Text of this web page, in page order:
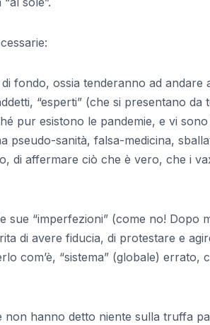
fondo, ossia tenderanno ad andare
“esperti” (che si presentano da
pur esistono le pandemie, e vi
pseudo-sanità, falsa-medicina,
di affermare ciò che è vero, che i
sue “imperfezioni” (come no! Dopo
di avere fiducia, di protestare e
com’è, “sistema” (globale)
hanno detto niente sulla truffa